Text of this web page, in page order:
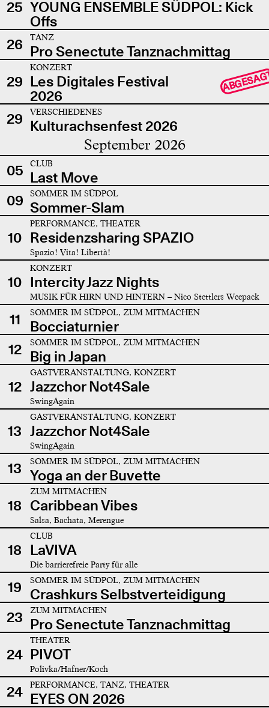
25 YOUNG ENSEMBLE SÜDPOL: Kick
Offs
26
TANZ
Pro Senectute Tanznachmittag
29
KONZERT
Les Digitales Festival
2026
29 VERSCHIEDENES
Kulturachsenfest 2026
September 2026
05 CLUB
Last Move
09
SOMMER IM SÜDPOL
Sommer-Slam
10
PERFORMANCE, THEATER
Residenzsharing SPAZIO
Spazio! Vita! Libertà!
10
KONZERT
Intercity Jazz Nights
MUSIK FÜR HIRN UND HINTERN – Nico Stettlers Weepack
11 SOMMER IM SÜDPOL, ZUM MITMACHEN
Bocciaturnier
12
SOMMER IM SÜDPOL, ZUM MITMACHEN
Big in Japan
12
GASTVERANSTALTUNG, KONZERT
Jazzchor Not4Sale
SwingAgain
13
GASTVERANSTALTUNG, KONZERT
Jazzchor Not4Sale
SwingAgain
13 SOMMER IM SÜDPOL, ZUM MITMACHEN
Yoga an der Buvette
18
ZUM MITMACHEN
Caribbean Vibes
Salsa, Bachata, Merengue
18
CLUB
LaVIVA
Die barrierefreie Party für alle
19 SOMMER IM SÜDPOL, ZUM MITMACHEN
Crashkurs Selbstverteidigung
23
ZUM MITMACHEN
Pro Senectute Tanznachmittag
24
THEATER
PIVOT
Polivka/Hafner/Koch
24 PERFORMANCE, TANZ, THEATER
EYES ON 2026